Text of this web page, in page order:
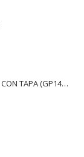
COMBO ENVASE NEGRO SUSHI CON TAPA (GP14529)